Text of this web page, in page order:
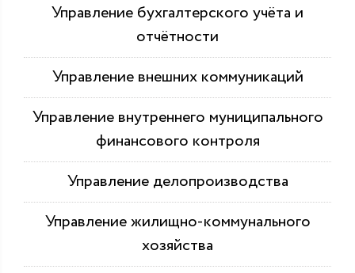
Управление бухгалтерского учёта и
отчётности
Управление внешних коммуникаций
Управление внутреннего муниципального
финансового контроля
Управление делопроизводства
Управление жилищно-коммунального
хозяйства